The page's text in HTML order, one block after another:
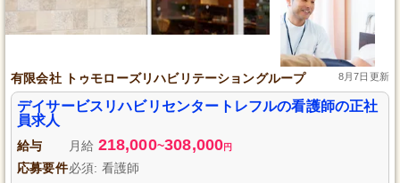
有限会社 トゥモローズリハビリテーショングループ 8月7日更新
デイサービスリハビリセンタートレフルの看護師の正社
員求人
給与 月給 218,000~308,000円
応募要件必須: 看護師